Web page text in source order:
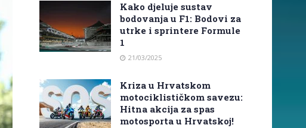
Kako djeluje sustav
bodovanja u F1: Bodovi za
utrke i sprintere Formule
1
21/03/2025
Kriza u Hrvatskom
motociklističkom savezu:
Hitna akcija za spas
motosporta u Hrvatskoj!